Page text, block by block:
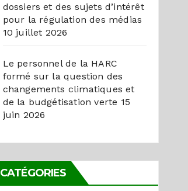
dossiers et des sujets d’intérêt
pour la régulation des médias
10 juillet 2026
Le personnel de la HARC
formé sur la question des
changements climatiques et
de la budgétisation verte 15
juin 2026
CATÉGORIES